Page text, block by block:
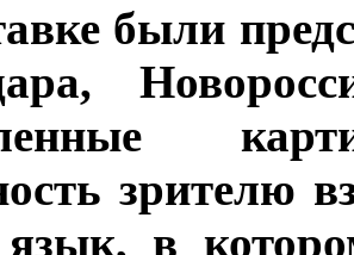
были
зрителю
в